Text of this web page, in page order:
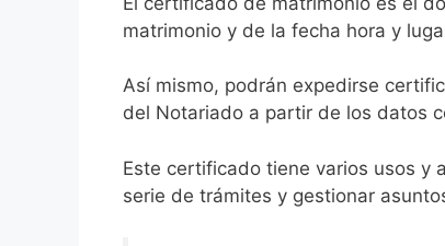
matrimonio y de la fecha hora y
Así mismo, podrán expedirse
del Notariado a partir de los datos
Este certificado tiene varios usos y
serie de trámites y gestionar